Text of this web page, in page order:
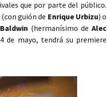
que por parte del público.
(con guión de Enrique Urbizu) o
(hermanísimo de Alec
de mayo, tendrá su premiere